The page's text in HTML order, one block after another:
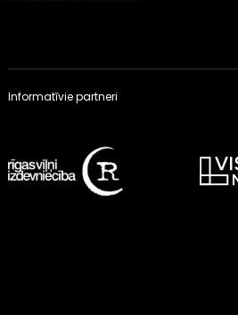
Informatīvie partneri